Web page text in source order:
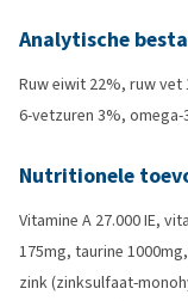
Analytische
Ruw eiwit 22%, ruw
6-vetzuren 3%,
Nutritionele
Vitamine A 27.000 IE,
175mg, taurine
zink (zinksulfaat-